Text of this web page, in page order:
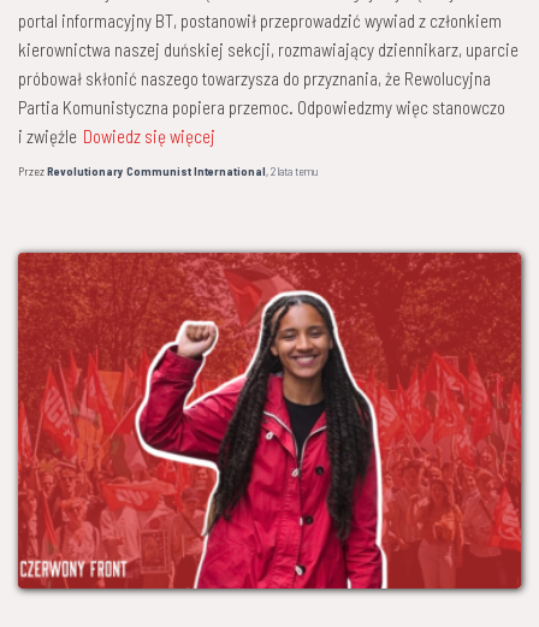
portal informacyjny BT, postanowił przeprowadzić wywiad z członkiem
kierownictwa naszej duńskiej sekcji, rozmawiający dziennikarz, uparcie
próbował skłonić naszego towarzysza do przyznania, że Rewolucyjna
Partia Komunistyczna popiera przemoc. Odpowiedzmy więc stanowczo
i zwięźle Dowiedz się więcej
PrzezRevolutionary Communist International,2 latatemu